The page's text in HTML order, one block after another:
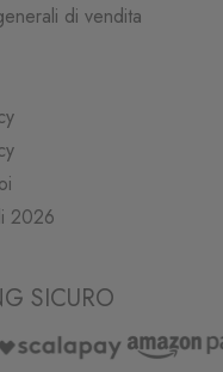
di vendita
2026
SICURO